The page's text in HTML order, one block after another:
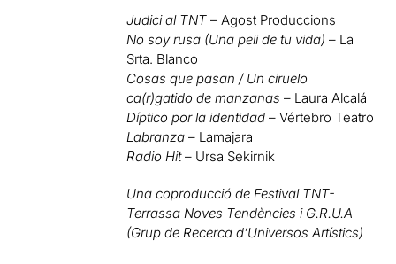
Judici al TNT – Agost Produccions
No soy rusa (Una peli de tu vida) – La
Srta. Blanco
Cosas que pasan / Un ciruelo
ca(r)gatido de manzanas – Laura Alcalá
Díptico por la identidad – Vértebro Teatro
Labranza – Lamajara
Radio Hit– Ursa Sekirnik
Una coproducció de Festival TNT-
Terrassa Noves Tendències i G.R.U.A
(Grup de Recerca d’Universos Artístics)